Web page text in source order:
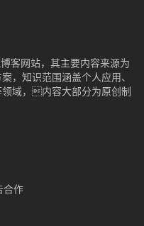
客网站，其主要内容来源为
，知识范围涵盖个人应用、
域，内容大部分为原创制
合作